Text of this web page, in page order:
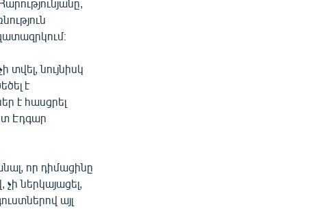
նույնիսկ
է
է հասցրել
Էդգար
որ դիմացինը
ներկայացել,
այլ